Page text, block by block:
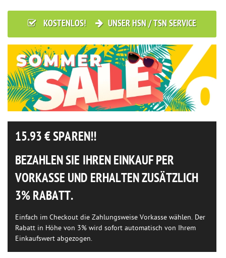
KOSTENLOS! UNSER HSN / TSN SERVICE
15.93€ SPAREN!!
BEZAHLEN SIE IHREN EINKAUF PER
VORKASSE UND ERHALTEN ZUSÄTZLICH
3% RABATT.
Einfach im Checkout die Zahlungsweise Vorkasse wählen. Der
Rabatt in Höhe von 3% wird sofort automatisch von Ihrem
Einkaufswert abgezogen.